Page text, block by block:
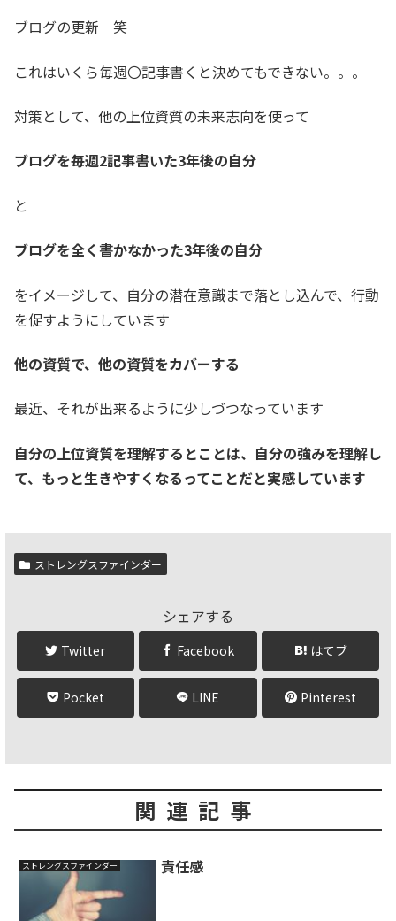
ブログの更新 笑
これはいくら毎週〇記事書くと決めてもできない。。。
対策として、他の上位資質の未来志向を使って
ブログを毎週2記事書いた3年後の自分
と
ブログを全く書かなかった3年後の自分
をイメージして、自分の潜在意識まで落とし込んで、行動
を促すようにしています
他の資質で、他の資質をカバーする
最近、それが出来るように少しづつなっています
自分の上位資質を理解するとことは、自分の強みを理解し
て、もっと生きやすくなるってことだと実感しています
ストレングスファインダー
シェアする
Twitter Facebook はてブ
Pocket LINE Pinterest
関連記事
ストレングスファインダー 責任感